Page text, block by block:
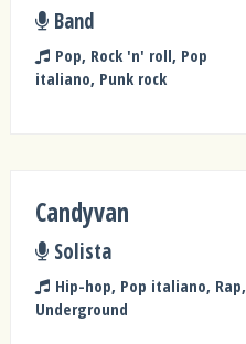
Band
Pop, Rock 'n' roll, Pop
italiano, Punk rock
Candyvan
Solista
Hip-hop, Pop italiano, Rap,
Underground